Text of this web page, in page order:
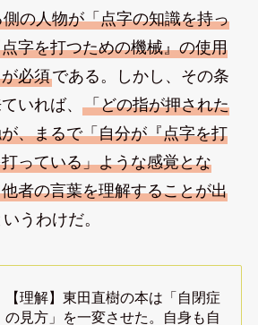
の人物が「点字の知識を持っ
字を打つための機械』の使用
必須である。しかし、その条
いれば、
「どの指が押された
、まるで「自分が『点字を打
っている」ような感覚とな
者の言葉を理解することが出
うわけだ。
【理解】東田直樹の本は「自閉症
の見方」を一変させた。自身も自